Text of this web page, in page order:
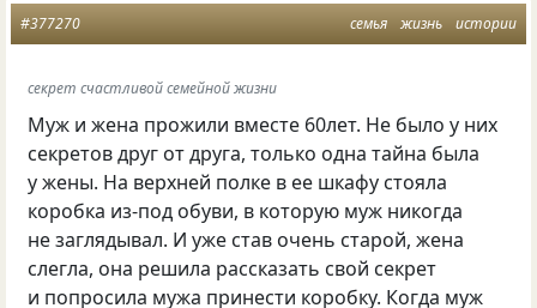
семья жизнь истории
#377270
секрет счастливой семейной жизни
Муж и жена прожили вместе 60лет. Не было у них
секретов друг от друга, только одна тайна была
у жены. На верхней полке в ее шкафу стояла
коробка из-под обуви, в которую муж никогда
не заглядывал. И уже став очень старой, жена
слегла, она решила рассказать свой секрет
и попросила мужа принести коробку. Когда муж